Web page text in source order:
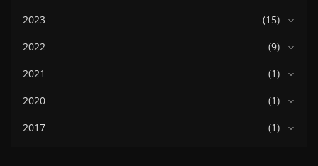
2023
(15)
2022
(9)
2021
(1)
2020
(1)
2017
(1)